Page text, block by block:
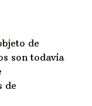
de
son todavía
de